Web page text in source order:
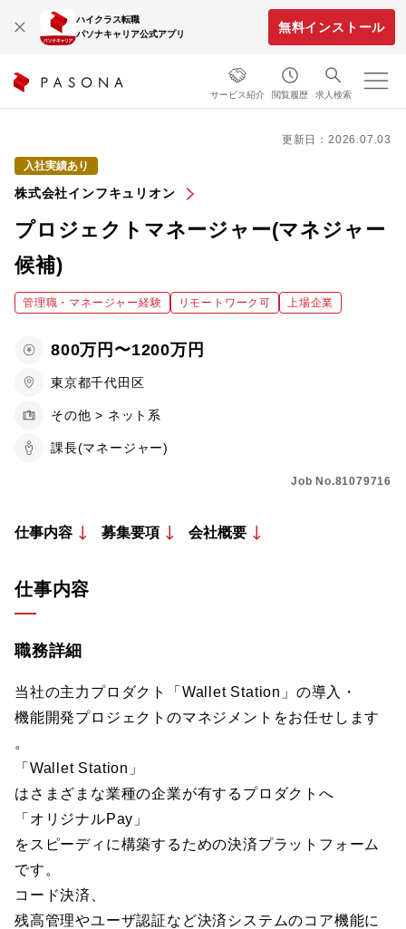
ハイクラス転職
パソナキャリア公式アプリ
無料インストール
サービス紹介 閲覧履歴 求人検索
更新日：2026.07.03
入社実績あり
株式会社インフキュリオン
プロジェクトマネージャー(マネジャー
候補)
管理職・マネージャー経験 リモートワーク可 上場企業
800万円〜1200万円
東京都千代田区
その他 > ネット系
課長(マネージャー)
Job No.81079716
仕事内容 募集要項 会社概要
仕事内容
職務詳細
当社の主力プロダクト「Wallet Station」の導入・
機能開発プロジェクトのマネジメントをお任せします
。
「Wallet Station」
はさまざまな業種の企業が有するプロダクトへ
「オリジナルPay」
をスピーディに構築するための決済プラットフォーム
です。
コード決済、
残高管理やユーザ認証など決済システムのコア機能に